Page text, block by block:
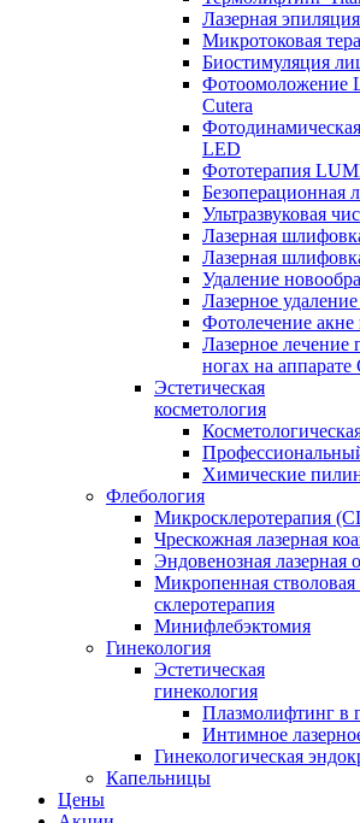
Лазерная
Микротоковая
Биостимуляция
Фотоомоложение
Cutera
LED
Фототерапия
Безоперационная
Ультразвуковая
Лазерная
Лазерная
Удаление
Лазерное
Фотолечение акне
Лазерное лечение
ногах на
Эстетическая
косметология
Химические
Флебология
Микросклеротерапия
Чрескожная лазерная
Эндовенозная лазерная
Микропенная
склеротерапия
Минифлебэктомия
Гинекология
Эстетическая
гинекология
Плазмолифтинг в
Интимное
Гинекологическая
Капельницы
Цены